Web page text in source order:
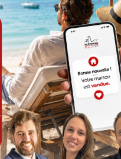
uw
in
toe